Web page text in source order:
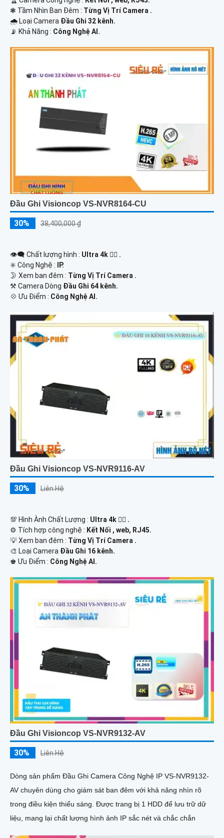
❃ Tầm Nhìn Ban Đêm : Từng Vị Trí Camera .
🌧️ Loại Camera Đầu Ghi 32 kênh.
️📡 Khả Năng : Công Nghệ AI.
Đầu Ghi Visioncop VS-NVR8164-CU
30% 38,400,000 ₫
👁️‍🗨 Chất lượng hình : Ultra 4k 👍🏾 .
✳️ Công Nghệ :
IP.
🌛 Xem ban đêm : Từng Vị Trí Camera .
⚒ Camera Dòng Đầu Ghi 64 kênh.
️💠 Ưu Điểm : Công Nghệ AI.
Đầu Ghi Visioncop VS-NVR9116-AV
30% Liên Hệ
💯 Hình Ành Chất Lượng : Ultra 4k 👍🏾 .
⚙ Tích hợp công nghệ : Kết Nối , web, RJ45.
💡 Xem ban đêm : Từng Vị Trí Camera .
🎨 Loại Camera Đầu Ghi 16 kênh.
️♚ Ưu Điểm : Công Nghệ AI.
Đầu Ghi Visioncop VS-NVR9132-AV
30% Liên Hệ
Dòng sản phẩm Đầu Ghi Camera Công Nghệ IP VS-NVR9132-
AV chuyên dùng cho giám sát ban đêm với khả năng nhìn rõ
trong điều kiện thiếu sáng. Được trang bị 1 HDD để lưu trữ dữ
liệu, mang lại chất lượng hình ảnh IP sắc nét và chắc chắn